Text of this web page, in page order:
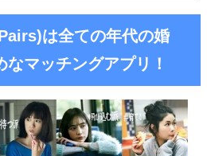
は全ての年代の婚
マッチングアプリ！